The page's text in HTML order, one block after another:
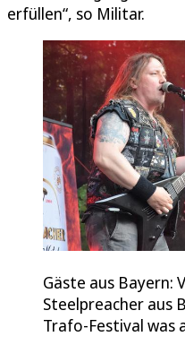
erfüllen“, so Militar.
Gäste aus Bayern:
Steelpreacher aus
Trafo-Festival was